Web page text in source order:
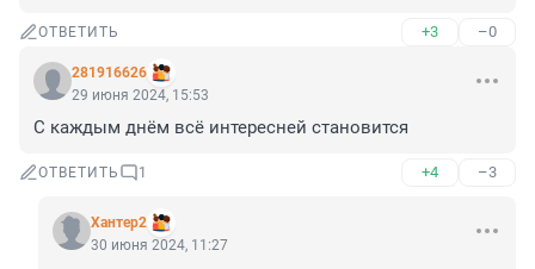
ОТВЕТИТЬ +3 –0
281916626
29 июня 2024, 15:53
С каждым днём всё интересней становится
ОТВЕТИТЬ 1 +4 –3
Хантер2
30 июня 2024, 11:27